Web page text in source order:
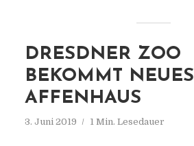
DRESDNER ZOO
BEKOMMT NEUES
AFFENHAUS
3. Juni 2019 1 Min. Lesedauer